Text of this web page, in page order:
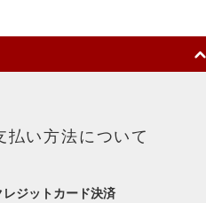
払い方法について
レジットカード決済